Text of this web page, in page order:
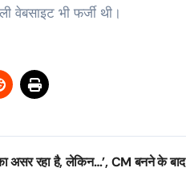
वेबसाइट भी फर्जी थी।
का असर रहा है, लेकिन…’, CM बनने के बाद